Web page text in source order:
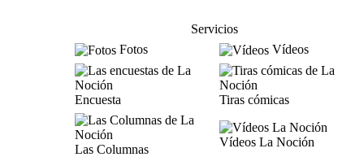
Servicios
Fotos
Vídeos
Encuesta Tiras cómicas
Las Columnas
Vídeos La Noción